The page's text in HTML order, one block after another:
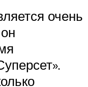
очень